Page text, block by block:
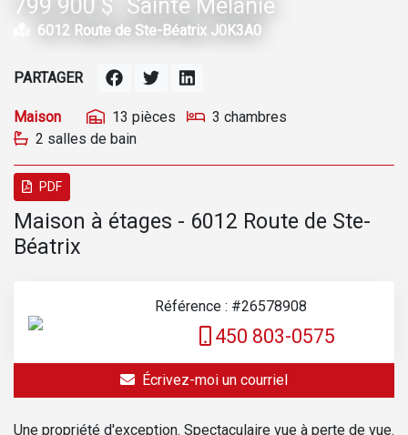
799 900 $ Sainte Mélanie
6012 Route de Ste-Béatrix J0K3A0
Maison 13 pièces
3 chambres
2 salles de bain
PARTAGER
PDF
Maison à étages - 6012 Route de Ste-
Béatrix
Référence : #26578908
450 803-0575
Écrivez-moi un courriel
Une propriété d'exception. Spectaculaire vue à perte de vue.